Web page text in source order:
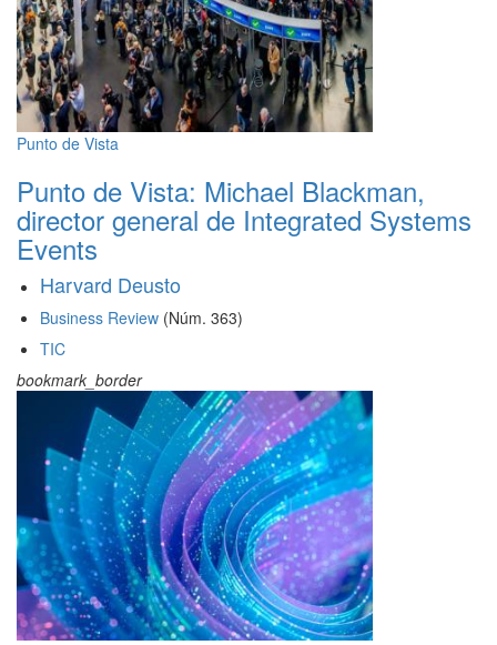
Punto de Vista
Punto de Vista: Michael Blackman,
director general de Integrated Systems
Events
Harvard Deusto
Business Review (Núm. 363)
TIC
bookmark_border